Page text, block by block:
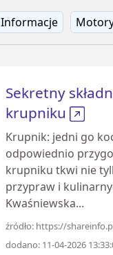
Informacje
Sekretny
krupniku
Krupnik: jedni go
odpowiednio
krupniku tkwi nie
przypraw i
Kwaśniewska...
źródło: https://
dodano: 11-04-2026